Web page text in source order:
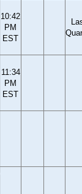
10:42
PM
EST
11:34
PM
EST